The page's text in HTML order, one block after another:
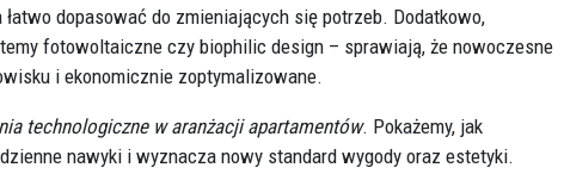
dopasować do zmieniających się potrzeb. Dodatkowo,
fotowoltaiczne czy biophilic design – sprawiają, że nowoczesne
i ekonomicznie zoptymalizowane.
technologiczne w aranżacji apartamentów. Pokażemy, jak
nawyki i wyznacza nowy standard wygody oraz estetyki.